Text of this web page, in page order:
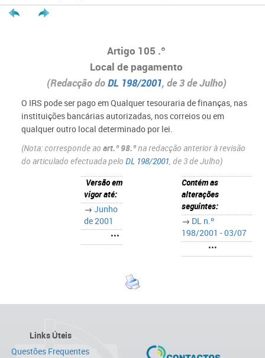
Artigo 105 .º
Local de pagamento
(Redacção doDL 198/2001, de 3 de Julho)
O IRS pode ser pago em Qualquer tesouraria de finanças, nas
instituições bancárias autorizadas, nos correios ou em
qualquer outro local determinado por lei.
(Nota: corresponde ao art.º 98.ºna redacção anterior à revisão
do articulado efectuada pelo DL 198/2001, de 3 de Julho)
Versão em
vigor até:
→ Junho
de 2001
•••
Contém as
alterações
seguintes:
→ DL n.º
198/2001 - 03/07
•••
Links Úteis
Questões Frequentes